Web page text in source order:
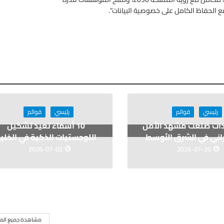
الحفاظ الكامل على خصوصية البيانات”.
رئيسي قوائم
صنعت مشهد الأمن
في الشرق الأوسط
2026-07-20
رئيسي قوائم
10 أسماء تعيد تشكيل
اللوجستيات الذكية في
2026-07-02
مشاهدة جميع